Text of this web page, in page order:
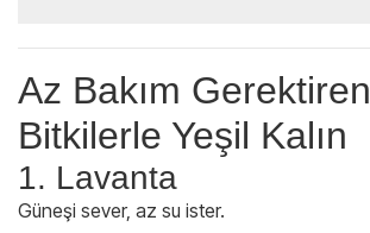
Az Bakım Gerektiren
Bitkilerle Yeşil Kalın
1. Lavanta
Güneşi sever, az su ister.